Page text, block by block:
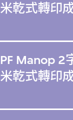
米乾式轉印
PF Manop 2
米乾式轉印